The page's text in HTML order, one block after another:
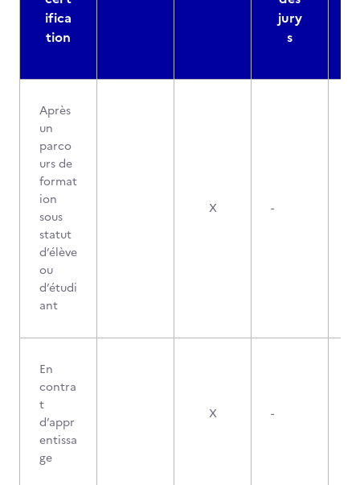
ifica
tion
jury
s
Après
un
parco
urs de
format
ion
sous
statut
d’élève
ou
d’étudi
ant
X -
En
contra
t
d’appr
entissa
ge
X -